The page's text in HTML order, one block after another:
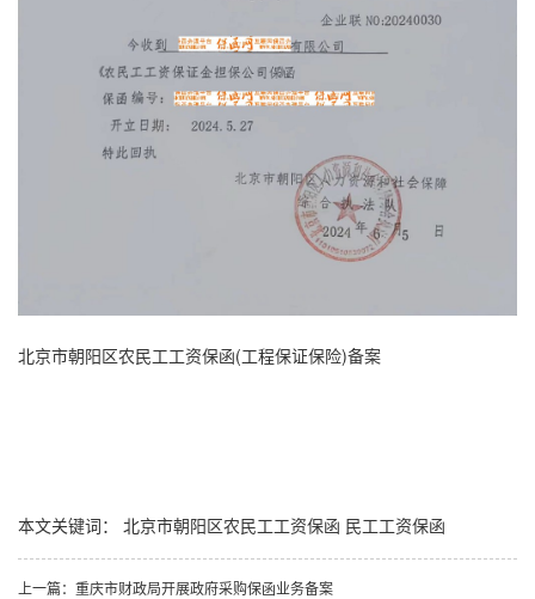
北京市朝阳区农民工工资保函(工程保证保险)备案
本文关键词： 北京市朝阳区农民工工资保函 民工工资保函
上一篇： 重庆市财政局开展政府采购保函业务备案